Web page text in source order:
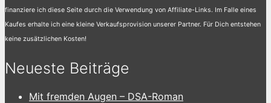
finanziere ich diese Seite durch die Verwendung von Affiliate-Links. Im Falle eines
Kaufes erhalte ich eine kleine Verkaufsprovision unserer Partner. Für Dich entstehen
keine zusätzlichen Kosten!
Neueste Beiträge
Mit fremden Augen – DSA-Roman